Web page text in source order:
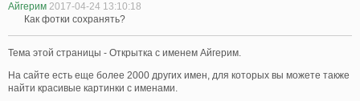
Айгерим 2017-04-24 13:10:18
Как фотки сохранять?
Тема этой страницы - Открытка с именем Айгерим.
На сайте есть еще более 2000 других имен, для которых вы можете также
найти красивые картинки с именами.